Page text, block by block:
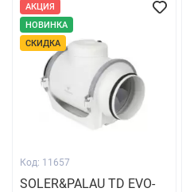
АКЦИЯ
НОВИНКА
СКИДКА
Код: 11657
SOLER&PALAU TD EVO-